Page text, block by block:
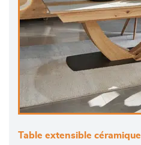
Table extensible céramique